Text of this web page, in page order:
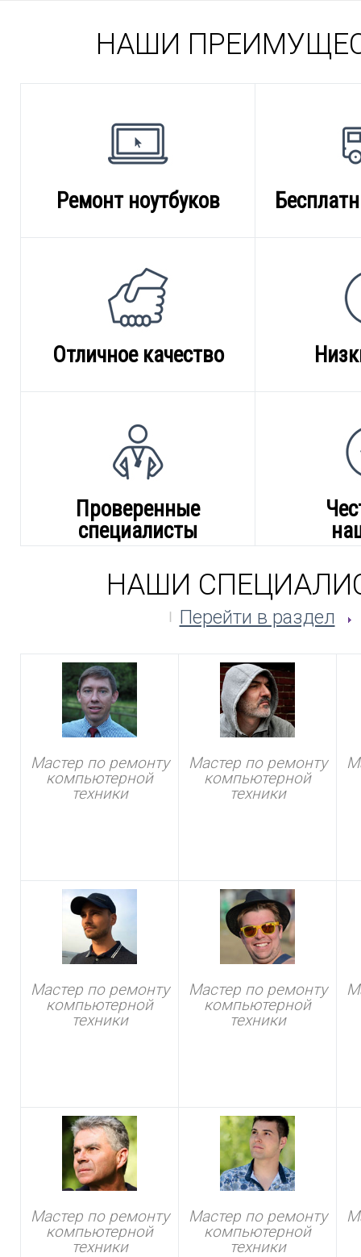
НАШИ
Ремонт ноутбуков
Отличное качество
Проверенные
специалисты
НАШИ
Перейти в раздел
Мастер по ремонту
компьютерной
техники
Мастер по ремонту
компьютерной
техники
Мастер по ремонту
компьютерной
техники
Мастер по ремонту
компьютерной
техники
Мастер по ремонту
компьютерной
техники
Мастер по ремонту
компьютерной
техники